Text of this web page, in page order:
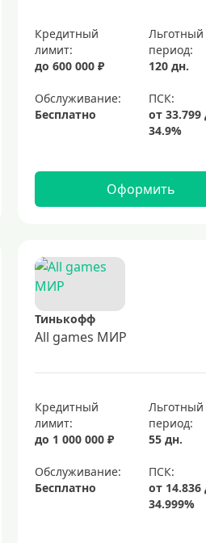
Кредитный
лимит:
до 600 000 ₽
Льготный
период:
120 дн.
Обслуживание:
Бесплатно
Оформить
Тинькофф
All games МИР
Кредитный
лимит:
до 1 000 000 ₽
Льготный
период:
55 дн.
Обслуживание:
Бесплатно